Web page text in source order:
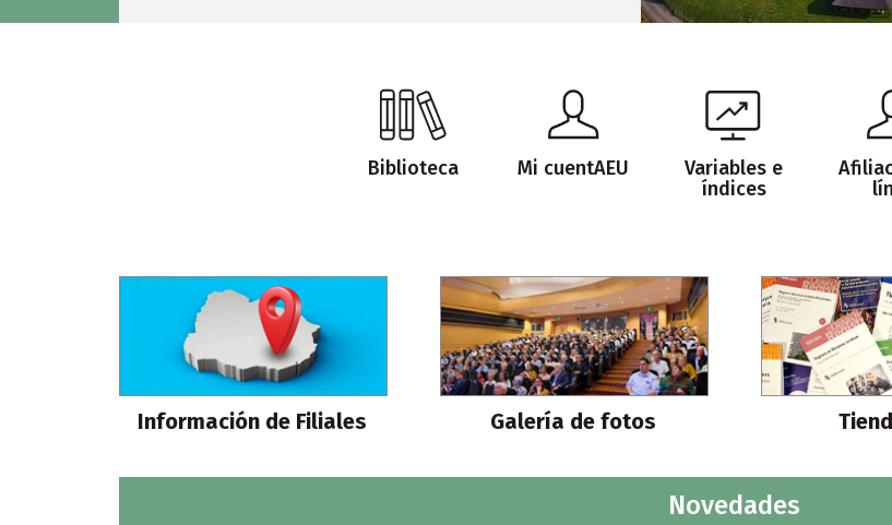
Biblioteca Mi cuentAEU
Variables e
índices
Información de Filiales Galería de fotos
Novedades